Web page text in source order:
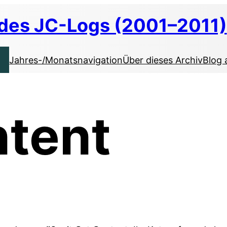
JC-Logs (2001–2011)
Jahres-/MonatsnavigationÜber dieses ArchivBlog